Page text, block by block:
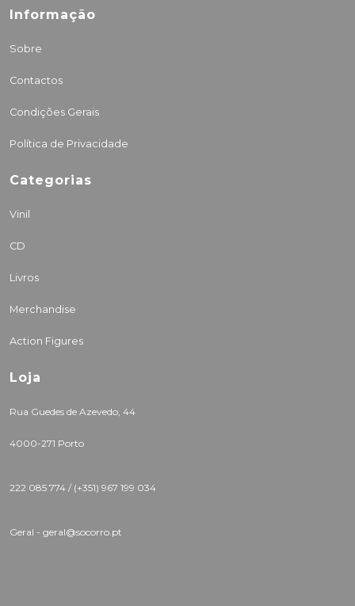
Informação
Sobre
Contactos
Condições Gerais
Política de Privacidade
Categorias
Vinil
CD
Livros
Merchandise
Action Figures
Loja
Rua Guedes de Azevedo, 44
4000-271 Porto
222 085 774 / (+351) 967 199 034
Geral - geral@socorro.pt